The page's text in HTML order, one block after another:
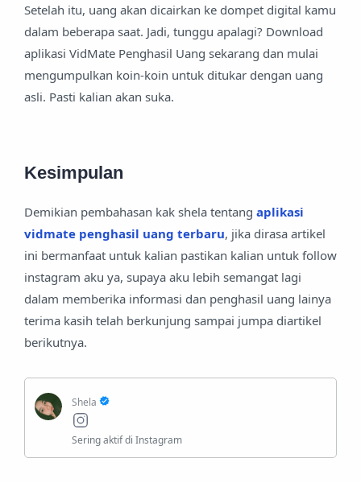
Setelah itu, uang akan dicairkan ke dompet digital kamu
dalam beberapa saat. Jadi, tunggu apalagi? Download
aplikasi VidMate Penghasil Uang sekarang dan mulai
mengumpulkan koin-koin untuk ditukar dengan uang
asli. Pasti kalian akan suka.
Kesimpulan
Demikian pembahasan kak shela tentang aplikasi
vidmate penghasil uang terbaru, jika dirasa artikel
ini bermanfaat untuk kalian pastikan kalian untuk follow
instagram aku ya, supaya aku lebih semangat lagi
dalam memberika informasi dan penghasil uang lainya
terima kasih telah berkunjung sampai jumpa diartikel
berikutnya.